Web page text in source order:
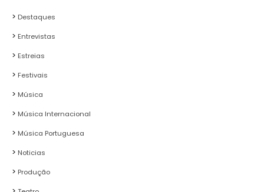
Destaques
Entrevistas
Estreias
Festivais
Música
Música Internacional
Música Portuguesa
Noticias
Produção